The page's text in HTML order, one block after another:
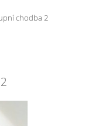
chodba 2